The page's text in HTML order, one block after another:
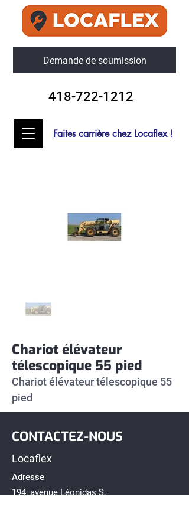
Demande de soumission
418-722-1212
Faites carrière chez Locaflex !
Chariot élévateur
télescopique 55 pied
Chariot élévateur télescopique 55
pied
CONTACTEZ-NOUS
Locaflex
Adresse
194, avenue Léonidas S,